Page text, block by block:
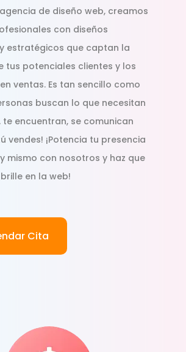
de diseño web, creamos
con diseños
estratégicos que captan la
tus potenciales clientes y los
ventas. Es tan sencillo como
buscan lo que necesitan
te encuentran, se comunican
vendes! ¡Potencia tu presencia
mismo con nosotros y haz que
en la web!
Cita